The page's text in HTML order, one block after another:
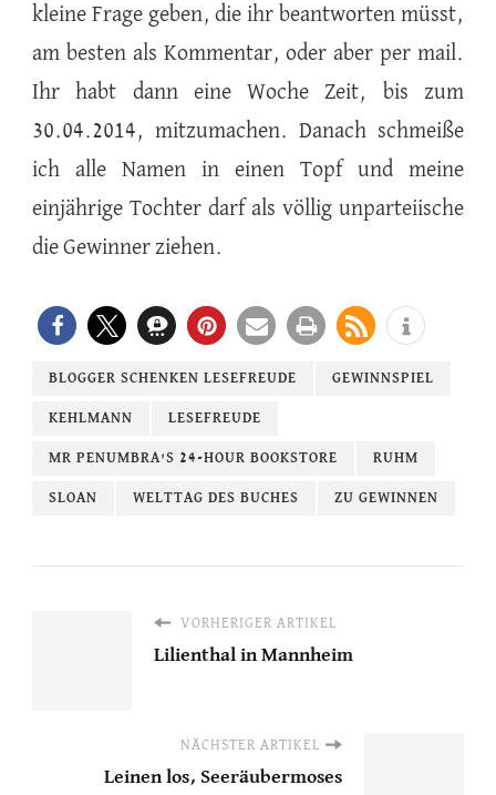
kleine Frage geben, die ihr beantworten müsst,
am besten als Kommentar, oder aber per mail.
Ihr habt dann eine Woche Zeit, bis zum
30.04.2014, mitzumachen. Danach schmeiße
ich alle Namen in einen Topf und meine
einjährige Tochter darf als völlig unparteiische
die Gewinner ziehen.
BLOGGER SCHENKEN LESEFREUDE GEWINNSPIEL
KEHLMANN LESEFREUDE
MR PENUMBRA'S 24-HOUR BOOKSTORE RUHM
SLOAN WELTTAG DES BUCHES ZU GEWINNEN
VORHERIGER ARTIKEL
Lilienthal in Mannheim
NÄCHSTER ARTIKEL
Leinen los, Seeräubermoses